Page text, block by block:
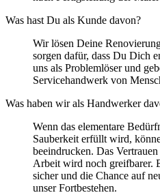
Was hast Du als Kunde davon?
Wir lösen Deine
sorgen dafür, dass Du Dich
uns als Problemlöser und
Servicehandwerk von
Was haben wir als Handwerker
Wenn das elementare
Sauberkeit erfüllt wird,
beeindrucken. Das
Arbeit wird noch greifbarer.
sicher und die Chance auf
unser Fortbestehen.